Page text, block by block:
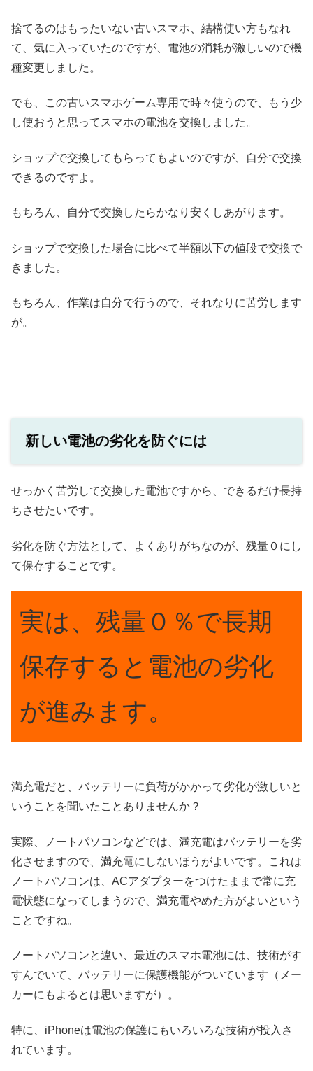
捨てるのはもったいない古いスマホ、結構使い方もなれ
て、気に入っていたのですが、電池の消耗が激しいので機
種変更しました。
でも、この古いスマホゲーム専用で時々使うので、もう少
し使おうと思ってスマホの電池を交換しました。
ショップで交換してもらってもよいのですが、自分で交換
できるのですよ。
もちろん、自分で交換したらかなり安くしあがります。
ショップで交換した場合に比べて半額以下の値段で交換で
きました。
もちろん、作業は自分で行うので、それなりに苦労します
が。
新しい電池の劣化を防ぐには
せっかく苦労して交換した電池ですから、できるだけ長持
ちさせたいです。
劣化を防ぐ方法として、よくありがちなのが、残量０にし
て保存することです。
実は、残量０％で長期
保存すると電池の劣化
が進みます。
満充電だと、バッテリーに負荷がかかって劣化が激しいと
いうことを聞いたことありませんか？
実際、ノートパソコンなどでは、満充電はバッテリーを劣
化させますので、満充電にしないほうがよいです。これは
ノートパソコンは、ACアダプターをつけたままで常に充
電状態になってしまうので、満充電やめた方がよいという
ことですね。
ノートパソコンと違い、最近のスマホ電池には、技術がす
すんでいて、バッテリーに保護機能がついています（メー
カーにもよるとは思いますが）。
特に、iPhoneは電池の保護にもいろいろな技術が投入さ
れています。